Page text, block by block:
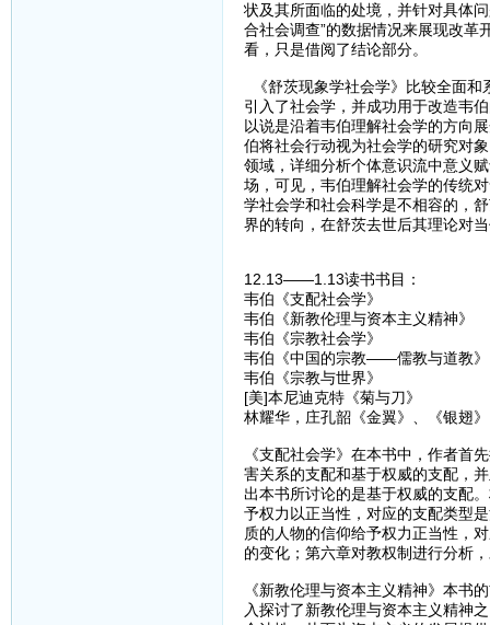
状及其所面临的处境，并针对具体
合社会调查”的数据情况来展现改革
看，只是借阅了结论部分。
《舒茨现象学社会学》比较全面
引入了社会学，并成功用于改造韦
以说是沿着韦伯理解社会学的方向
伯将社会行动视为社会学的研究对
领域，详细分析个体意识流中意义
场，可见，韦伯理解社会学的传统
学社会学和社会科学是不相容的，
界的转向，在舒茨去世后其理论对
12.13——1.13读书书目：
韦伯《支配社会学》
韦伯《新教伦理与资本主义精神》
韦伯《宗教社会学》
韦伯《中国的宗教——儒教与道教》
韦伯《宗教与世界》
[美]本尼迪克特《菊与刀》
林耀华，庄孔韶《金翼》、《银翅
《支配社会学》在本书中，作者首
害关系的支配和基于权威的支配，
出本书所讨论的是基于权威的支配
予权力以正当性，对应的支配类型
质的人物的信仰给予权力正当性，
的变化；第六章对教权制进行分析
《新教伦理与资本主义精神》本书
入探讨了新教伦理与资本主义精神